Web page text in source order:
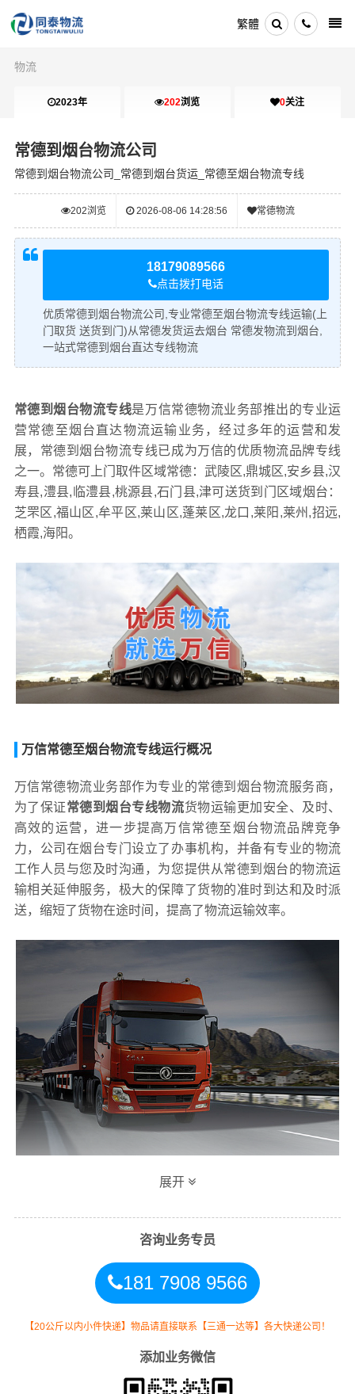
繁體
物流
2023年 202浏览 0关注
常德到烟台物流公司
常德到烟台物流公司_常德到烟台货运_常德至烟台物流专线
202浏览 2026-08-06 14:28:56 常德物流
18179089566
点击拨打电话
优质常德到烟台物流公司,专业常德至烟台物流专线运输(上
门取货 送货到门)从常德发货运去烟台 常德发物流到烟台,
一站式常德到烟台直达专线物流
常德到烟台物流专线是万信常德物流业务部推出的专业运
营常德至烟台直达物流运输业务，经过多年的运营和发
展，常德到烟台物流专线已成为万信的优质物流品牌专线
之一。常德可上门取件区域常德：武陵区,鼎城区,安乡县,汉
寿县,澧县,临澧县,桃源县,石门县,津可送货到门区域烟台：
芝罘区,福山区,牟平区,莱山区,蓬莱区,龙口,莱阳,莱州,招远,
栖霞,海阳。
万信常德至烟台物流专线运行概况
万信常德物流业务部作为专业的常德到烟台物流服务商，
为了保证常德到烟台专线物流货物运输更加安全、及时、
高效的运营，进一步提高万信常德至烟台物流品牌竞争
力，公司在烟台专门设立了办事机构，并备有专业的物流
工作人员与您及时沟通，为您提供从常德到烟台的物流运
输相关延伸服务，极大的保障了货物的准时到达和及时派
送，缩短了货物在途时间，提高了物流运输效率。
同时，为了方便广大客户从常德物流到烟台的不同运输时
效和物流成本要求，万信特推出常德到烟台物流
方式，以此来降低从广东常德到烟台的物流专线运输成
本，提高由常德发货到烟台的物流效率，以便为新老客户
提供更加优质完善的一站式从常德到山东烟台的物流门到
展开
咨询业务专员
181 7908 9566
【20公斤以内小件快递】物品请直接联系【三通一达等】各大快递公司！
添加业务微信